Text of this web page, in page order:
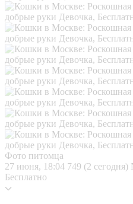
Фото питомца
27 июня, 18:04 749 (2 сегодня)
Бесплатно